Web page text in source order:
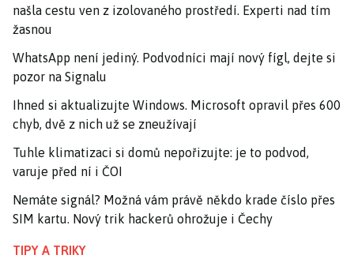
našla cestu ven z izolovaného prostředí. Experti nad tím
žasnou
WhatsApp není jediný. Podvodníci mají nový fígl, dejte si
pozor na Signalu
Ihned si aktualizujte Windows. Microsoft opravil přes 600
chyb, dvě z nich už se zneužívají
Tuhle klimatizaci si domů nepořizujte: je to podvod,
varuje před ní i ČOI
Nemáte signál? Možná vám právě někdo krade číslo přes
SIM kartu. Nový trik hackerů ohrožuje i Čechy
TIPY A TRIKY